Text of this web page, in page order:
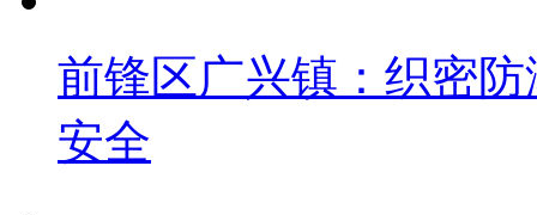
前锋区广兴镇：织密
安全